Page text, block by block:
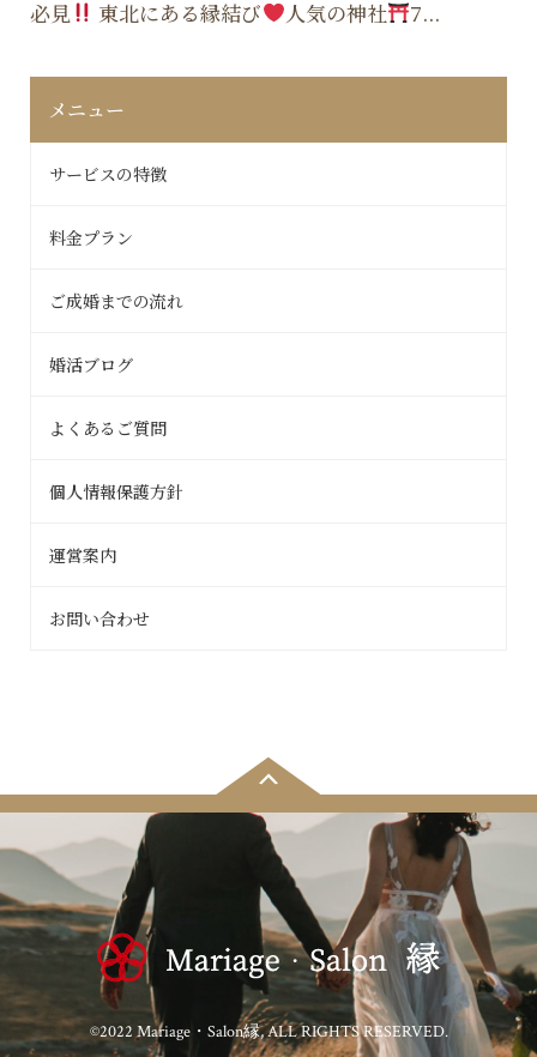
必見 東北にある縁結び 人気の神社 7...
メニュー
サービスの特徴
料金プラン
ご成婚までの流れ
婚活ブログ
よくあるご質問
個人情報保護方針
運営案内
お問い合わせ
©2022 Mariage・Salon縁, ALL RIGHTS RESERVED.